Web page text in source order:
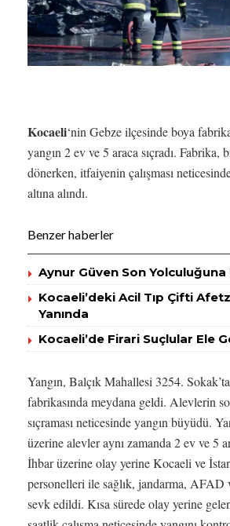
Kocaeli‘nin Gebze ilçesinde boya
yangın 2 ev ve 5 araca sıçradı. Fabrika,
dönerken, itfaiyenin çalışması
altına alındı.
Benzer haberler
Aynur Güven Son Yolculuğuna
Kocaeli’deki Acil Tıp Çifti
Yanında
Kocaeli’de Firari Suçlular Ele
Yangın, Balçık Mahallesi 3254.
fabrikasında meydana geldi. Alevlerin
sıçraması neticesinde yangın büyüdü.
üzerine alevler aynı zamanda 2 ev ve 5
İhbar üzerine olay yerine Kocaeli ve
personelleri ile sağlık, jandarma,
sevk edildi. Kısa sürede olay yerine